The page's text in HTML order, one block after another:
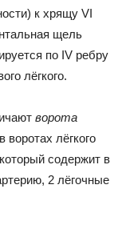
к хрящу VI
щель
по IV ребру
лёгкого.
ворота
воротах лёгкого
который содержит в
2 лёгочные